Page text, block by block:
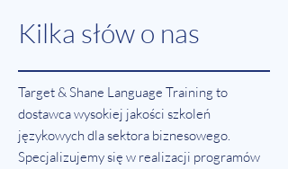
Kilka słów o nas
Target & Shane Language Training to
dostawca wysokiej jakości szkoleń
językowych dla sektora biznesowego.
Specjalizujemy się w realizacji programów